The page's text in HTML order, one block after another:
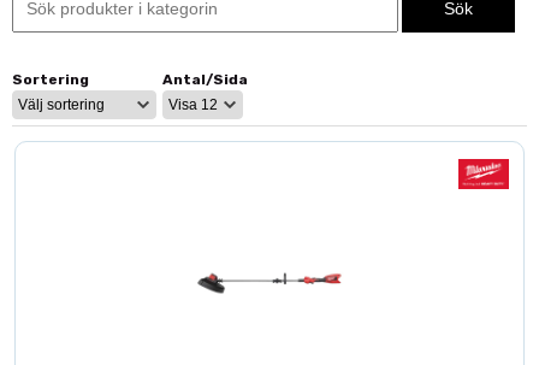
hela vårt sortiment inomMaskiner & Elverktygför fler
Varför välja Milwaukee grästrimmer?
– inga kablar eller bränsle.
Sortering Antal/Sida